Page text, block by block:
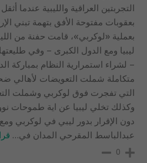
التجربتين العراقية والليبية عندما
بعقوبات مفتوحة الأفق بتهمة تبني
بعملية «لوكربي»، قامت حفنة من
ليبيا ومع الدول الكبرى – وفي
– لشراء استمرارية النظام بمباركة
متكاملة شملت التعويضات لأهالي
التي تفجرت فوق لوكربي وشملت
وكذلك تخلي ليبيا عن اية طموحات
دون الإقرار بدور ليبي في لوكربي
عبدالباسط المقرحي المدان في…
0